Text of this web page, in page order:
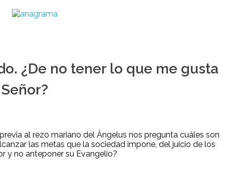
¿De no tener lo que me gusta
al rezo mariano del Ángelus nos pregunta cuáles son
las metas que la sociedad impone, del juicio de los
y no anteponer su Evangelio?